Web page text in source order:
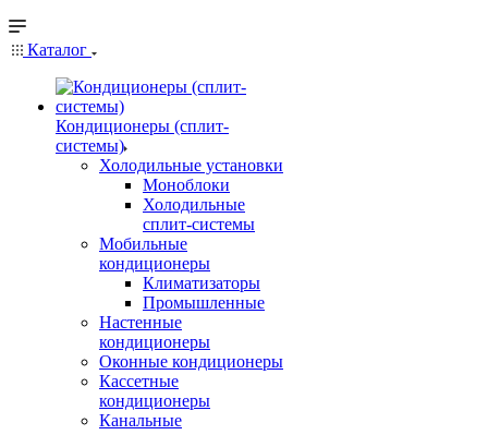
Каталог
Кондиционеры (сплит-
системы)
Холодильные установки
Моноблоки
Холодильные
сплит-системы
Мобильные
кондиционеры
Климатизаторы
Промышленные
Настенные
кондиционеры
Оконные кондиционеры
Кассетные
кондиционеры
Канальные